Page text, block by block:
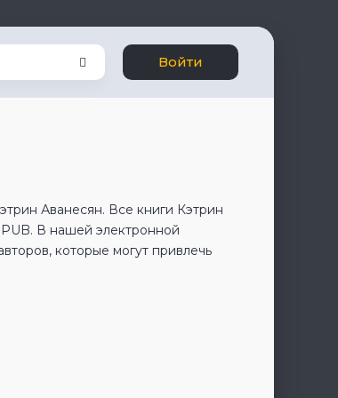
Войти
Аванесян. Все книги Кэтрин
В нашей электронной
которые могут привлечь